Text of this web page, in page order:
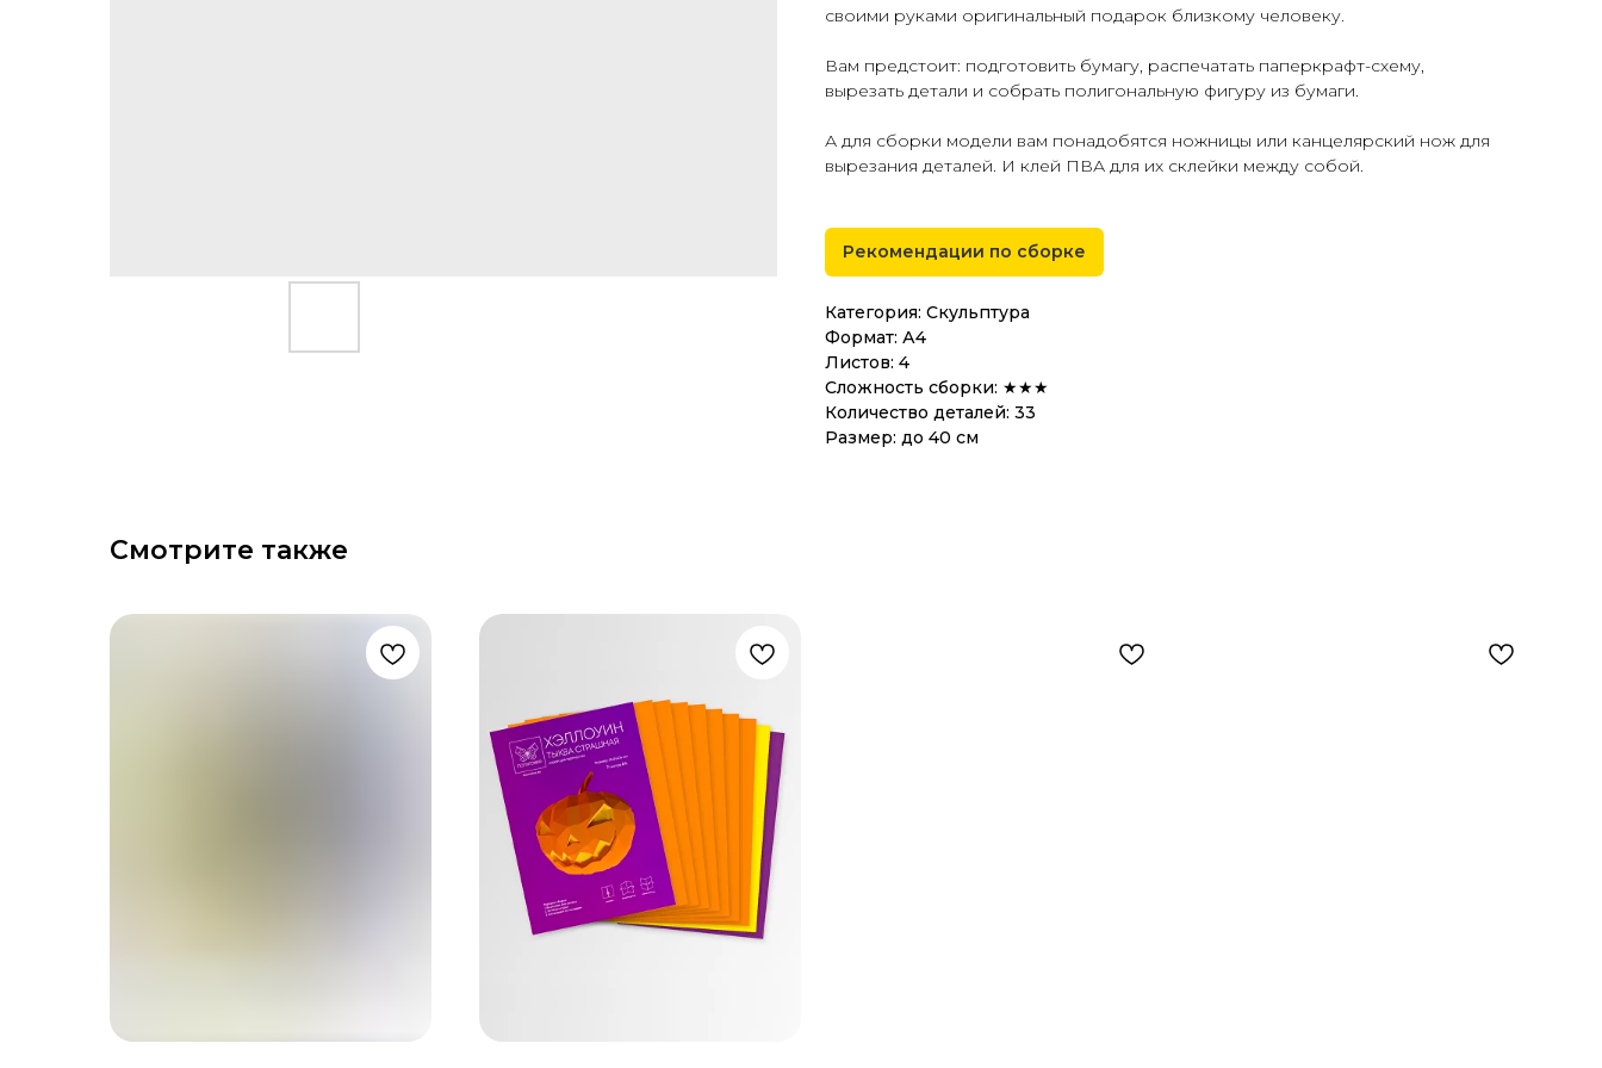
своими руками оригинальный подарок близкому человеку.
Вам предстоит: подготовить бумагу, распечатать паперкрафт-схему,
вырезать детали и собрать полигональную фигуру из бумаги.
А для сборки модели вам понадобятся ножницы или канцелярский нож для
вырезания деталей. И клей ПВА для их склейки между собой.
Рекомендации по сборке
Категория: Скульптура
Формат: А4
Листов: 4
Сложность сборки: ★★★
Количество деталей: 33
Размер: до 40 см
Смотрите также